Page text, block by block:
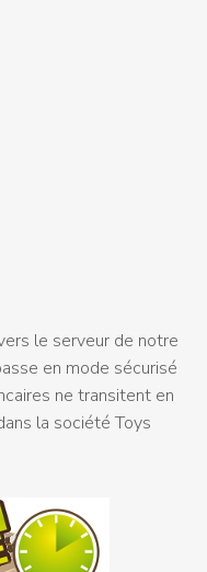
le serveur de notre
en mode sécurisé
ne transitent en
la société Toys